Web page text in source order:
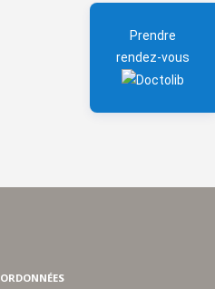
Prendre
rendez-vous